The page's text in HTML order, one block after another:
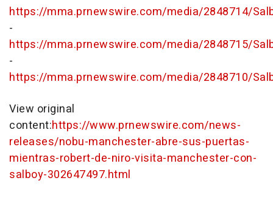
https://mma.prnewswire.com/media/2848714/
-
https://mma.prnewswire.com/media/2848715/
-
https://mma.prnewswire.com/media/2848710/
View original
content:https://www.prnewswire.com/news-
releases/nobu-manchester-abre-sus-puertas-
mientras-robert-de-niro-visita-manchester-con-
salboy-302647497.html